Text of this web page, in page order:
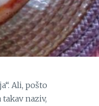
Ali, pošto
naziv,